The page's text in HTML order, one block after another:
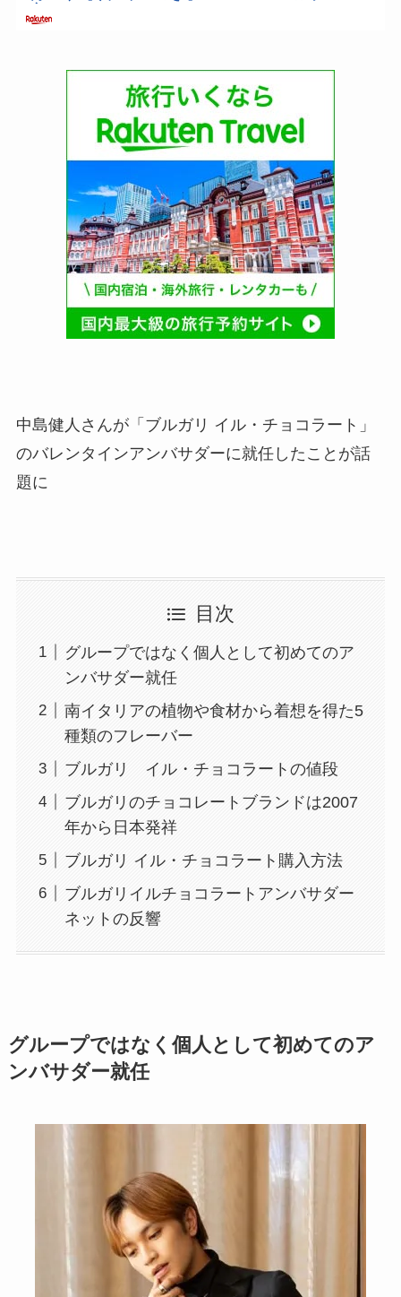
中島健人さんが「ブルガリ イル・チョコラート」
のバレンタインアンバサダーに就任したことが話
題に
目次
グループではなく個人として初めてのア
ンバサダー就任
南イタリアの植物や食材から着想を得た5
種類のフレーバー
ブルガリ イル・チョコラートの値段
ブルガリのチョコレートブランドは2007
年から日本発祥
ブルガリ イル・チョコラート購入方法
ブルガリイルチョコラートアンバサダー
ネットの反響
グループではなく個人として初めてのア
ンバサダー就任